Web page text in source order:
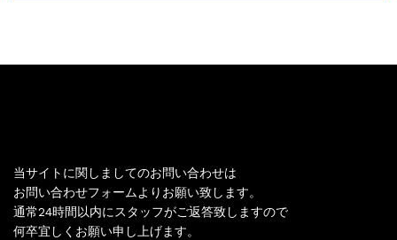
当サイトに関しましてのお問い合わせは
お問い合わせフォームよりお願い致します。
通常24時間以内にスタッフがご返答致しますので
何卒宜しくお願い申し上げます。